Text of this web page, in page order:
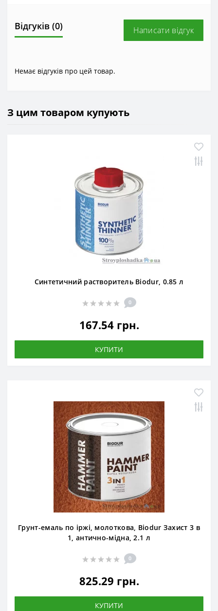
Відгуків (0) Написати відгук
Немає відгуків про цей товар.
З цим товаром купують
Синтетичний растворитель Biodur, 0.85 л
0
167.54 грн.
КУПИТИ
Грунт-емаль по іржі, молоткова, Biodur Захист 3 в
1, антично-мідна, 2.1 л
0
825.29 грн.
КУПИТИ